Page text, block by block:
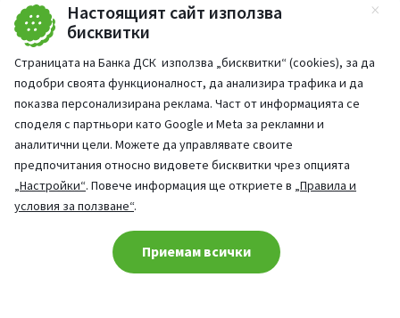
Настоящият сайт използва
бисквитки
Страницата на Банка ДСК използва „бисквитки“ (cookies), за да
подобри своята функционалност, да анализира трафика и да
показва персонализирана реклама. Част от информацията се
споделя с партньори като Google и Meta за рекламни и
аналитични цели. Можете да управлявате своите
предпочитания относно видовете бисквитки чрез опцията
„Настройки“. Повече информация ще откриете в „Правила и
условия за ползване“.
Приемам всички
Медия център
Декларация за достъпност
Част от:
При въпроси - попитай AI асистента ни
©2026Всички права запазени
Cookie consent change